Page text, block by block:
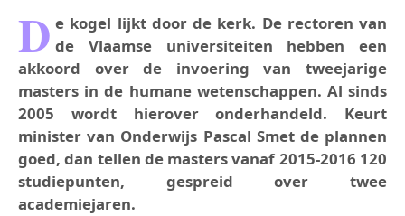
D e kogel lijkt door de kerk. De rectoren van
de Vlaamse universiteiten hebben een
akkoord over de invoering van tweejarige
masters in de humane wetenschappen. Al sinds
2005 wordt hierover onderhandeld. Keurt
minister van Onderwijs Pascal Smet de plannen
goed, dan tellen de masters vanaf 2015-2016 120
studiepunten, gespreid over twee
academiejaren.